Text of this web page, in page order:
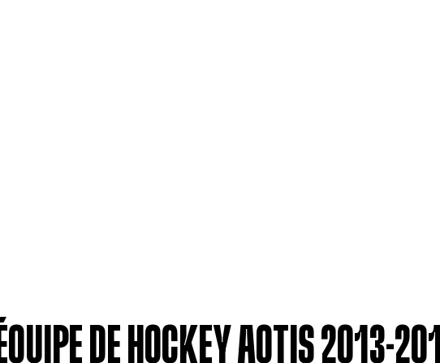
ÉQUIPE DE HOCKEY AQTIS 2013-